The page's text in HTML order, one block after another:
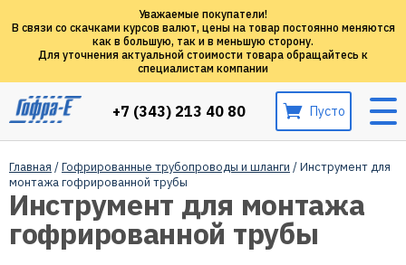
Уважаемые покупатели!
В связи со скачками курсов валют, цены на товар постоянно меняются
как в большую, так и в меньшую сторону.
Для уточнения актуальной стоимости товара обращайтесь к
специалистам компании
+7 (343) 213 40 80 Пусто
Главная /Гофрированные трубопроводы и шланги / Инструмент для
монтажа гофрированной трубы
Инструмент для монтажа
гофрированной трубы